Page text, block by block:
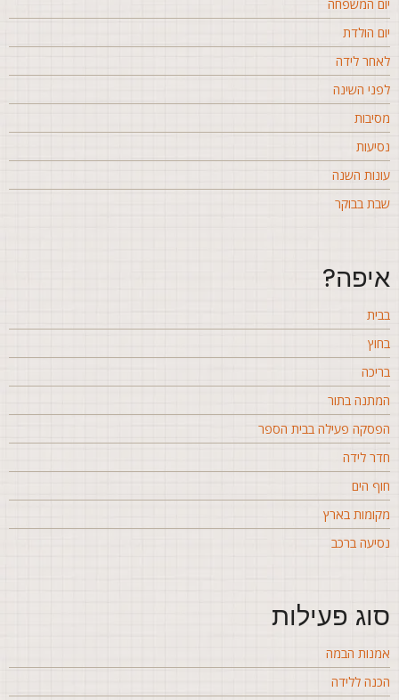
המשפחה
הולדת
לידה
השינה
השנה
בבוקר
בתור
פעילה בבית הספר
לידה
הים
בארץ
ברכב
פעילות
הבמה
ללידה